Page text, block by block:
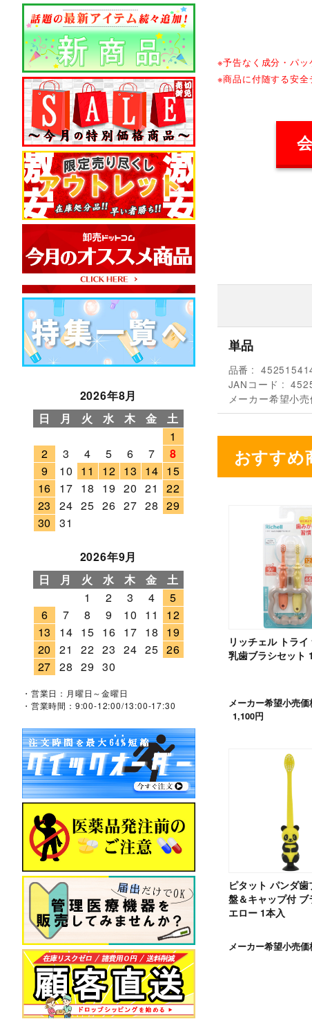
※予告なく成分・パッ
※商品に付随する安全
単品
品番
JANコード
メーカー希望小
おすすめ
リッチェル トライ
乳歯ブラシセット
メーカー希望小売価
1,100円
ピタット パンダ歯
盤＆キャップ付 ブ
エロー 1本入
メーカー希望小売価
2026年8月
日
月 火 水 木 金
土
1
2
3 4 5 6 7
8
9
10 11 12 13 14 15
16
17 18 19 20 21
22
23
24 25 26 27 28 29
30
31
2026年9月
日
月 火 水 木 金
土
1
2 3 4
5
6
7 8 9 10 11
12
13
14 15 16 17 18
19
20
21 22 23 24 25 26
27 28 29 30
・営業日：月曜日～金曜日
・営業時間：9:00-12:00/13:00-17:30